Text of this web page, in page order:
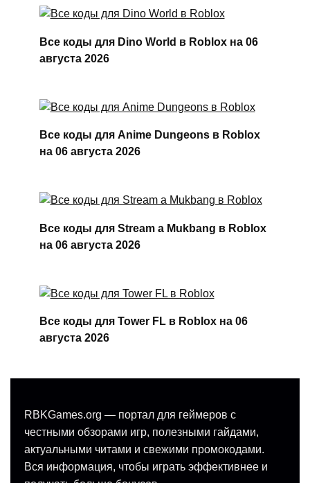
Все коды для Dino World в Roblox на 06
августа 2026
Все коды для Anime Dungeons в Roblox
на 06 августа 2026
Все коды для Stream a Mukbang в Roblox
на 06 августа 2026
Все коды для Tower FL в Roblox на 06
августа 2026
RBKGames.org — портал для геймеров с
честными обзорами игр, полезными гайдами,
актуальными читами и свежими промокодами.
Вся информация, чтобы играть эффективнее и